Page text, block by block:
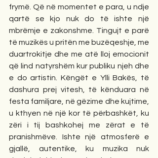
frymë. Që në momentet e para, u ndje
qartë se kjo nuk do të ishte një
mbrëmje e zakonshme. Tingujt e parë
të muzikës u pritën me buzëqeshje, me
duartrokitje dhe me atë lloj emocionit
që lind natyrshëm kur publiku njeh dhe
e do artistin. Këngët e Ylli Bakës, të
dashura prej vitesh, të kënduara në
festa familjare, në gëzime dhe kujtime,
u kthyen në një kor të përbashkët, ku
zëri i tij bashkohej me zërat e të
pranishmëve. Ishte një atmosferë e
gjallë, autentike, ku muzika nuk